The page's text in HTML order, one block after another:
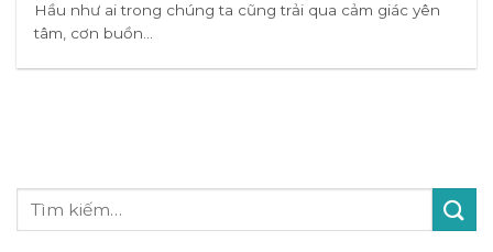
Hầu như ai trong chúng ta cũng trải qua cảm giác yên
tâm, cơn buồn...